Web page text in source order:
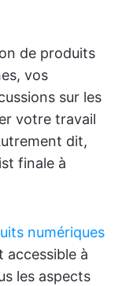
de produits
vos
sur les
votre travail
dit,
finale à
numériques
accessible à
les aspects